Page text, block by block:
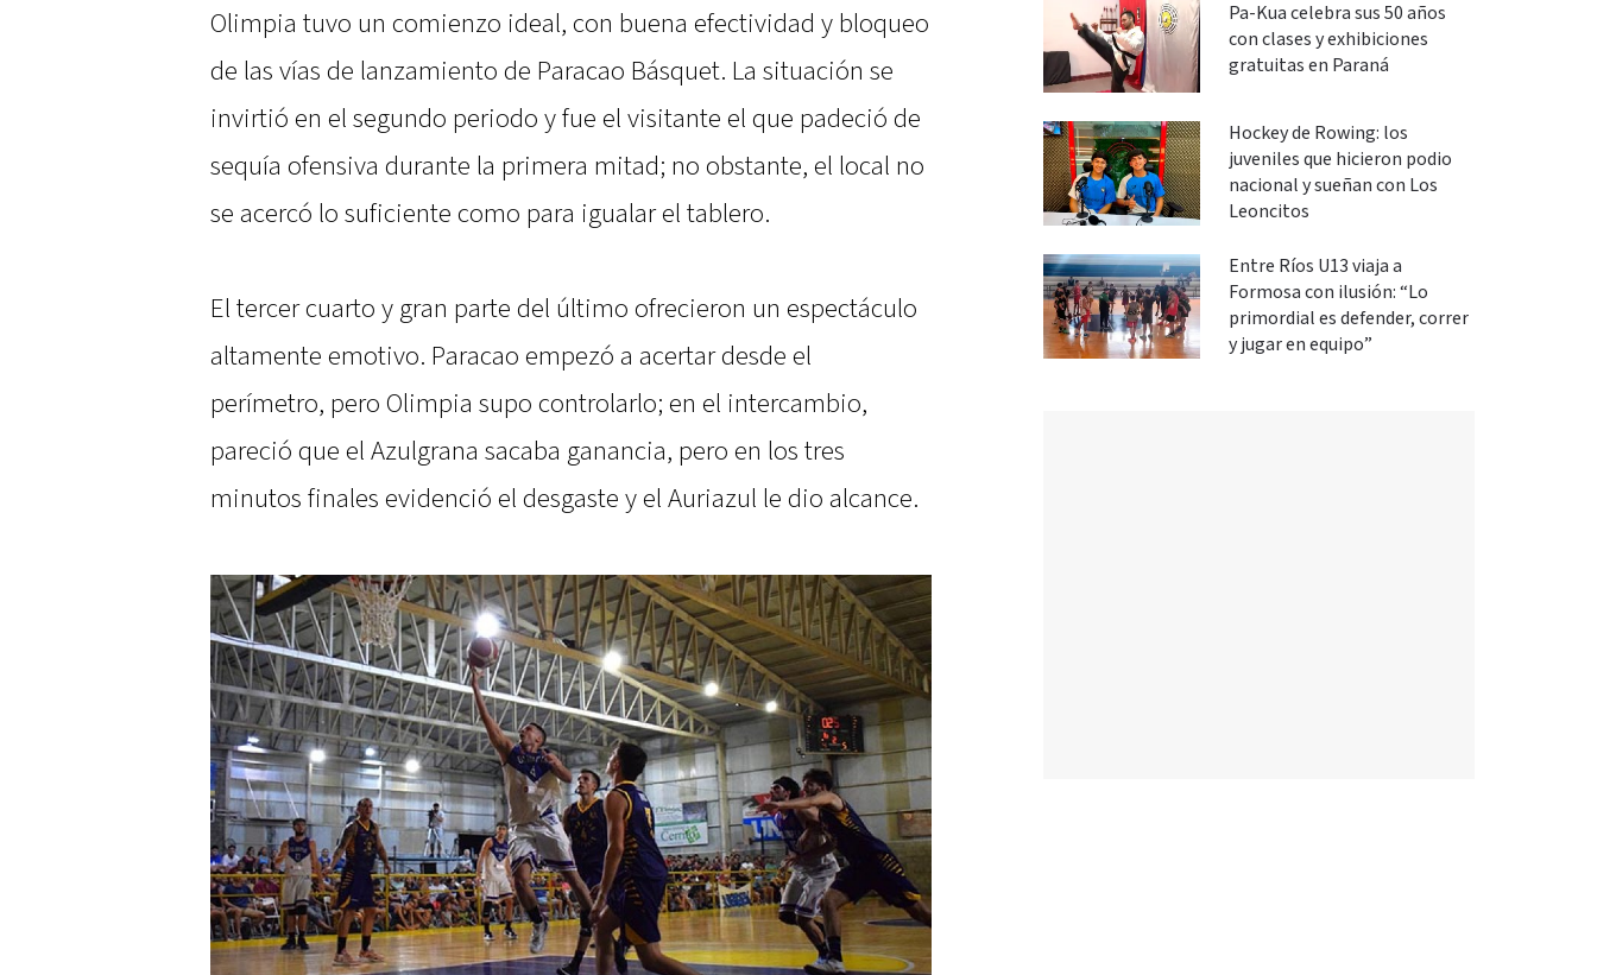
Olimpia tuvo un comienzo ideal, con buena efectividad y bloqueo
de las vías de lanzamiento de Paracao Básquet. La situación se
invirtió en el segundo periodo y fue el visitante el que padeció de
sequía ofensiva durante la primera mitad; no obstante, el local no
se acercó lo suficiente como para igualar el tablero.
El tercer cuarto y gran parte del último ofrecieron un espectáculo
altamente emotivo. Paracao empezó a acertar desde el
perímetro, pero Olimpia supo controlarlo; en el intercambio,
pareció que el Azulgrana sacaba ganancia, pero en los tres
minutos finales evidenció el desgaste y el Auriazul le dio alcance.
Pa-Kua celebra sus 50 años
con clases y exhibiciones
gratuitas en Paraná
Hockey de Rowing: los
juveniles que hicieron podio
nacional y sueñan con Los
Leoncitos
Entre Ríos U13 viaja a
Formosa con ilusión: “Lo
primordial es defender, correr
y jugar en equipo”